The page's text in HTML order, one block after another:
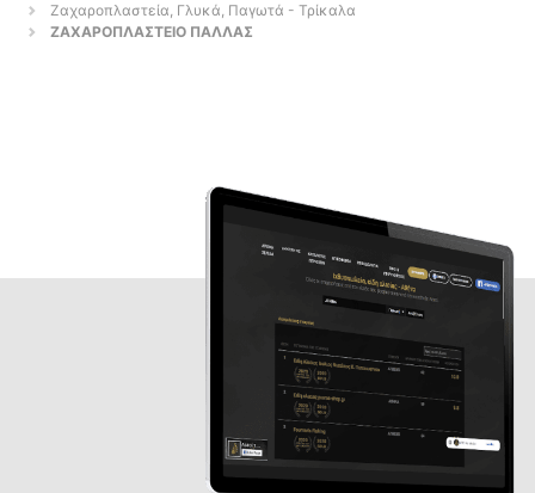
Ζαχαροπλαστεία, Γλυκά, Παγωτά - Τρίκαλα
ΖΑΧΑΡΟΠΛΑΣΤΕΙΟ ΠΑΛΛΑΣ